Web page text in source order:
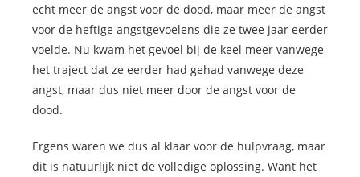
echt meer de angst voor de dood, maar meer de angst
voor de heftige angstgevoelens die ze twee jaar eerder
voelde. Nu kwam het gevoel bij de keel meer vanwege
het traject dat ze eerder had gehad vanwege deze
angst, maar dus niet meer door de angst voor de
dood.
Ergens waren we dus al klaar voor de hulpvraag, maar
dit is natuurlijk niet de volledige oplossing. Want het